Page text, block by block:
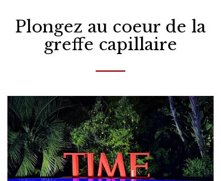
Plongez au coeur de la
greffe capillaire